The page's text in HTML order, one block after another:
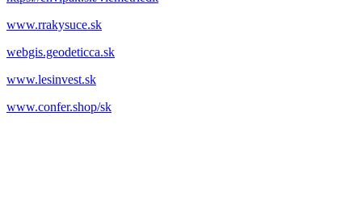
www.rrakysuce.sk
webgis.geodeticca.sk
www.lesinvest.sk
www.confer.shop/sk